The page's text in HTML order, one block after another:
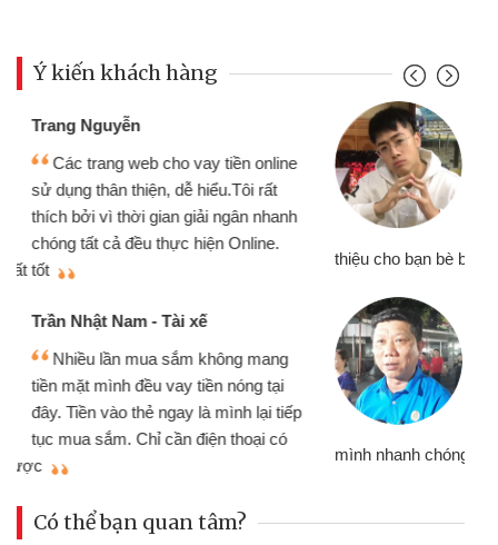
Ý kiến khách hàng
Mình cần tiền gấp nên định cầm cố
chiếc xe wave nhưng thật may đã có
gói vay tiền bằng CMND online không
cần gặp mặt nên rất tiện lợi, sẽ giới
thiệu cho bạn bè biết
Cấn Văn Lực - Tạp hóa
Tôi kinh doanh buôn bán nhỏ lẻ
nhiều lúc cần vốn nhập hàng, nhờ biết
đến website qua bạn bè giới thiệu tôi
đã giải quyết được công việc của
Có thể bạn quan tâm?